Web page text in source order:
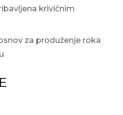
krivičnim
za produženje roka